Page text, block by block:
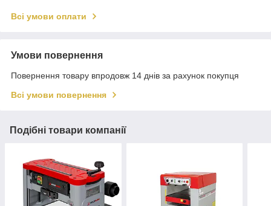
Всі умови оплати
Умови повернення
Повернення товару впродовж 14 днів за рахунок покупця
Всі умови повернення
Подібні товари компанії